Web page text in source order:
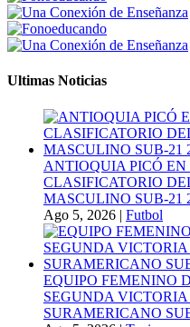
Ultimas Noticias
ANTIOQUIA PICÓ EN
CLASIFICATORIO
MASCULINO SUB-21
Ago 5, 2026 | Futbol
EQUIPO FEMENINO
SEGUNDA
SURAMERICANO